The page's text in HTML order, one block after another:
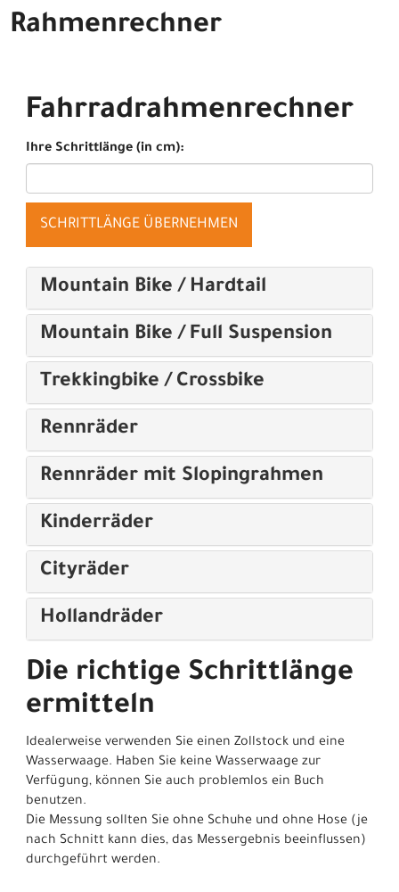
Rahmenrechner
Fahrradrahmenrechner
Ihre Schrittlänge (in cm):
SCHRITTLÄNGE ÜBERNEHMEN
Mountain Bike / Hardtail
Mountain Bike / Full Suspension
Trekkingbike / Crossbike
Rennräder
Rennräder mit Slopingrahmen
Kinderräder
Cityräder
Hollandräder
Die richtige Schrittlänge
ermitteln
Idealerweise verwenden Sie einen Zollstock und eine
Wasserwaage. Haben Sie keine Wasserwaage zur
Verfügung, können Sie auch problemlos ein Buch
benutzen.
Die Messung sollten Sie ohne Schuhe und ohne Hose (je
nach Schnitt kann dies, das Messergebnis beeinflussen)
durchgeführt werden.